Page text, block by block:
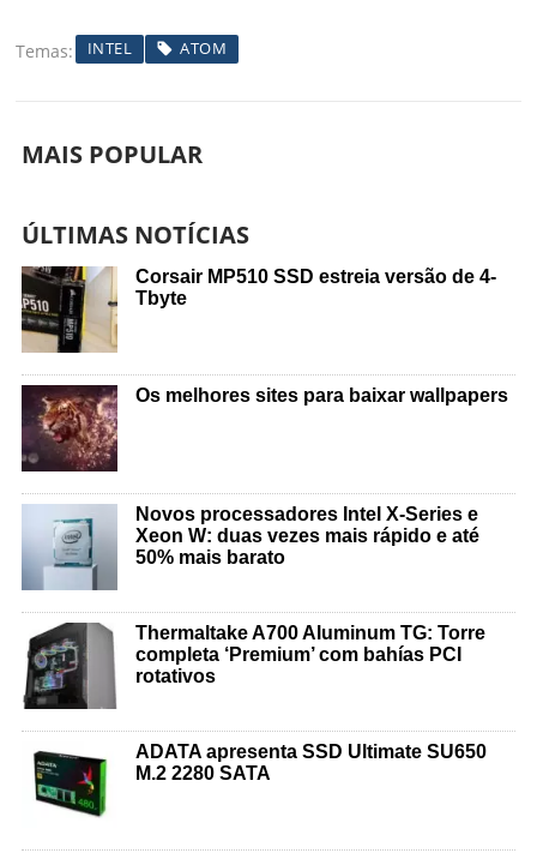
Temas INTEL ATOM
MAIS POPULAR
ÚLTIMAS NOTÍCIAS
Corsair MP510 SSD estreia versão de 4-
Tbyte
Os melhores sites para baixar wallpapers
Novos processadores Intel X-Series e
Xeon W: duas vezes mais rápido e até
50% mais barato
Thermaltake A700 Aluminum TG: Torre
completa ‘Premium’ com bahías PCI
rotativos
ADATA apresenta SSD Ultimate SU650
M.2 2280 SATA